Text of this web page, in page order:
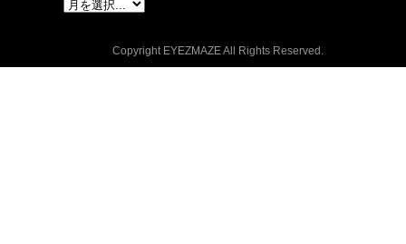
Copyright EYEZMAZE All Rights Reserved.